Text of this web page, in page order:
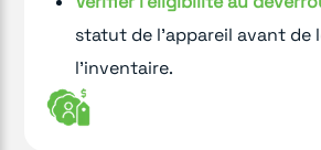
statut de l'appareil avant de
l'inventaire.